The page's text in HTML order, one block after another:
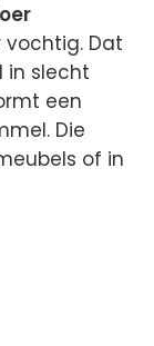
vochtig. Dat
in slecht
een
Die
of in